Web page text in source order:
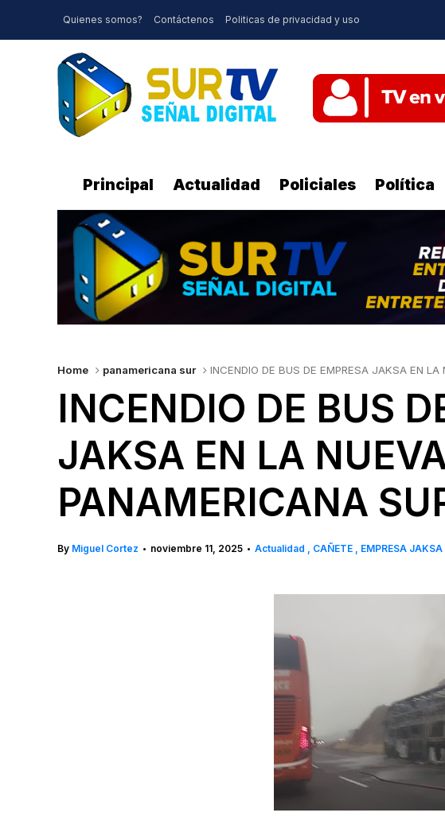
Quienes somos? Contáctenos Politicas de privacidad y uso
Principal Actualidad Policiales Política
Home panamericana sur INCENDIO DE BUS DE EMPRESA JAKSA EN LA
INCENDIO DE BUS
JAKSA EN LA
PANAMERICANA
By Miguel Cortez • noviembre 11, 2025 • Actualidad CAÑETE EMPRESA JAKSA